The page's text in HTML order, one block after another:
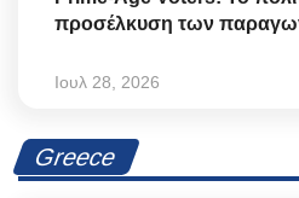
προσέλκυση των
Ιουλ 28, 2026
Greece